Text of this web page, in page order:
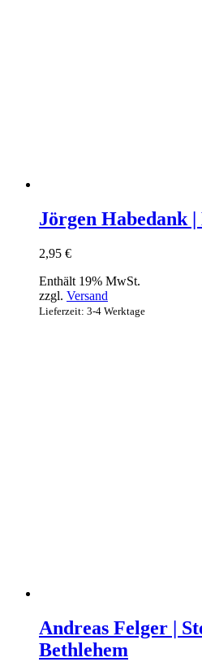
Jörgen Habedank
2,95 €
Enthält 19% MwSt.
zzgl. Versand
Lieferzeit: 3-4 Werktage
Andreas Felger |
Bethlehem